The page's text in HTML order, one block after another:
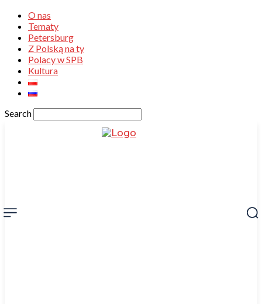
O nas
Tematy
Petersburg
Z Polską na ty
Polacy w SPB
Kultura
Search